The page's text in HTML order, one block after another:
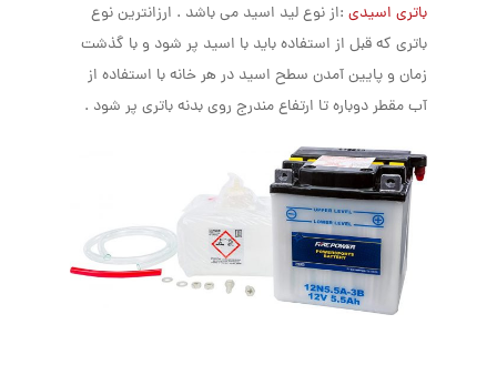
باتری اسیدی :از نوع لید اسید می باشد . ارزانترین نوع
باتری که قبل از استفاده باید با اسید پر شود و با گذشت
زمان و پایین آمدن سطح اسید در هر خانه با استفاده از
آب مقطر دوباره تا ارتفاع مندرج روی بدنه باتری پر شود .